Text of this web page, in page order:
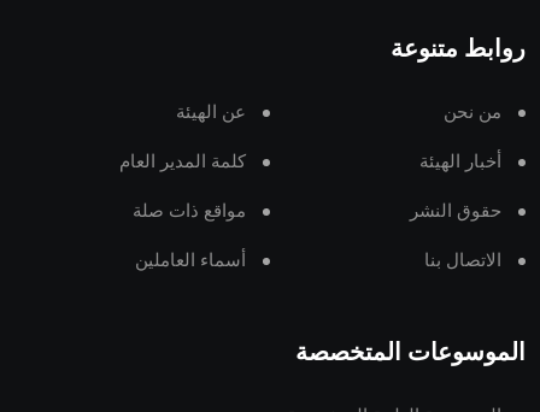
روابط متنوعة
من نحن عن الهيئة
أخبار الهيئة كلمة المدير العام
حقوق النشر مواقع ذات صلة
الاتصال بنا أسماء العاملين
الموسوعات المتخصصة